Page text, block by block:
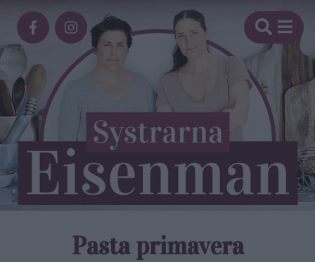
Pasta primavera